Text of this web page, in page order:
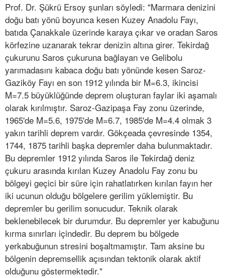
Prof. Dr. Şükrü Ersoy şunları söyledi: "Marmara denizini
doğu batı yönü boyunca kesen Kuzey Anadolu Fayı,
batıda Çanakkale üzerinde karaya çıkar ve oradan Saros
körfezine uzanarak tekrar denizin altına girer. Tekirdağ
çukurunu Saros çukuruna bağlayan ve Gelibolu
yarımadasını kabaca doğu batı yönünde kesen Saroz-
Gaziköy Fayı en son 1912 yılında bir M=6.3, ikincisi
M=7.5 büyüklüğünde deprem oluşturan faylar iki aşamalı
olarak kırılmıştır. Saroz-Gazipaşa Fay zonu üzerinde,
1965'de M=5.6, 1975'de M=6.7, 1985'de M=4.4 olmak 3
yakın tarihli deprem vardır. Gökçeada çevresinde 1354,
1744, 1875 tarihli başka depremler daha bulunmaktadır.
Bu depremler 1912 yılında Saros ile Tekirdağ deniz
çukuru arasında kırılan Kuzey Anadolu Fay zonu bu
bölgeyi geçici bir süre için rahatlatırken kırılan fayın her
iki ucunun olduğu bölgelere gerilim yüklemiştir. Bu
depremler bu gerilim sonucudur. Teknik olarak
beklenebilecek bir durumdur. Bu depremler yer kabuğunu
kırma sınırları içindedir. Bu deprem bu bölgede
yerkabuğunun stresini boşaltmamıştır. Tam aksine bu
bölgenin depremsellik açısından tektonik olarak aktif
olduğunu göstermektedir."